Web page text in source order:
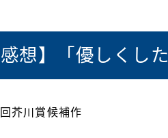
感想】「優しくし
芥川賞候補作